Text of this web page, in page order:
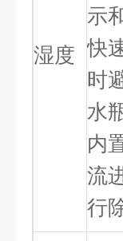
湿度
示
快
时
水
内
流
行